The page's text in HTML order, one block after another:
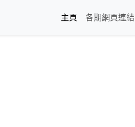
主頁
各期網頁連結